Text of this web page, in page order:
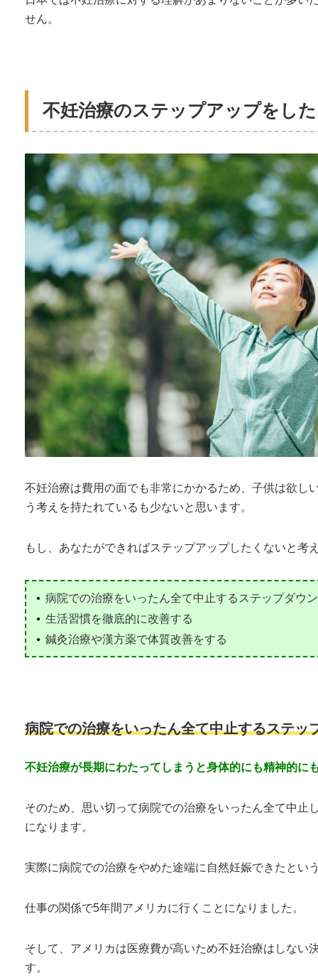
せん。
不妊治療のステップアップをし
不妊治療は費用の面でも非常にかかるため、子供は欲し
う考えを持たれているも少ないと思います。
もし、あなたができればステップアップしたくないと
病院での治療をいったん全て中止するステップダウ
生活習慣を徹底的に改善する
鍼灸治療や漢方薬で体質改善をする
病院での治療をいったん全て中止するステッ
不妊治療が長期にわたってしまうと身体的にも精神的に
そのため、思い切って病院での治療をいったん全て中止
になります。
実際に病院での治療をやめた途端に自然妊娠できたとい
仕事の関係で5年間アメリカに行くことになりました。
そして、アメリカは医療費が高いため不妊治療はしない
す。